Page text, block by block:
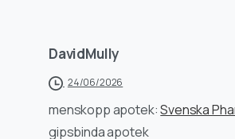
DavidMully
24/06/2026
menskopp apotek:Svenska
gipsbinda apotek